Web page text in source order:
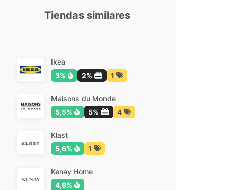
Tiendas similares
Ikea
3%
2% 1
Maisons du Monde
5,5%
5% 4
Klast
5,6%
1
Kenay Home
4,8%